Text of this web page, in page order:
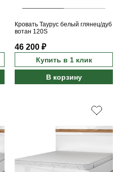
Кровать Таурус белый глянец/дуб
вотан 120S
46 200 ₽
Купить в 1 клик
В корзину